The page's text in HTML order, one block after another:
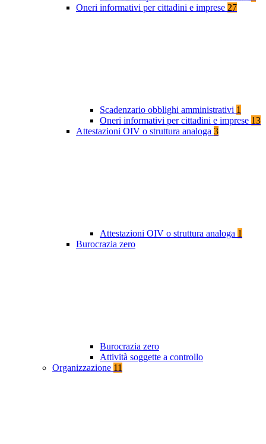
Oneri informativi per cittadini e imprese 27
Scadenzario obblighi amministrativi 1
Oneri informativi per cittadini e imprese 13
Attestazioni OIV o struttura analoga 3
Attestazioni OIV o struttura analoga 1
Burocrazia zero
Burocrazia zero
Attività soggette a controllo
Organizzazione 11